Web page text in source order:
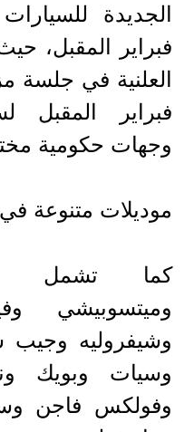
الجديدة
فبراير المقبل،
فبراير المقبل
وجهات حكومية
موديلات متنوعة
كما تشمل
وميتسوبيشي
وشيفروليه وجيب
وسيات وبويك
وفولكس فاجن